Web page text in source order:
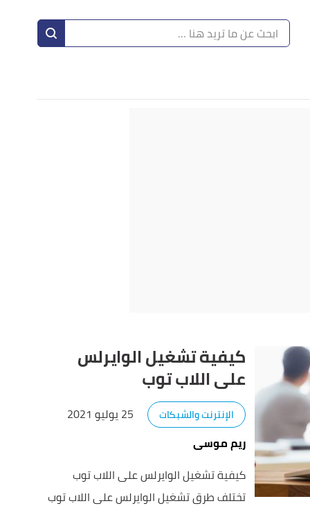
كيفية تشغيل الوايرلس
على اللاب توب
الإنترنت والشبكات
25 يوليو 2021
ريم موسى
كيفية تشغيل الوايرلس على اللاب توب
تختلف طرق تشغيل الوايرلس على اللاب توب